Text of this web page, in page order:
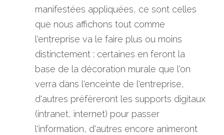
manifestées appliquées, ce sont celles
que nous affichons tout comme
l'entreprise va le faire plus ou moins
distinctement : certaines en feront la
base de la décoration murale que l'on
verra dans l'enceinte de l'entreprise,
d'autres préfèreront les supports digitaux
(intranet, internet) pour passer
l'information, d'autres encore animeront